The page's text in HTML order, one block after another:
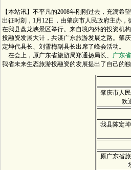
【本站讯】不平凡的2008年刚刚过去，充满希
出征时刻，1月12日，由肇庆市人民政府主办
在我县盘龙峡景区举行。来自境内外的投资机
投融资发展大计，共谋广东旅游发展之路。肇
定坤代县长、刘雪梅副县长出席了峰会活动。
在会上，原广东省旅游局郑通扬局长、 广东
我省未来生态旅游投融资的发展提出了自己的
肇庆市人
欢
我县陈定
原广东省